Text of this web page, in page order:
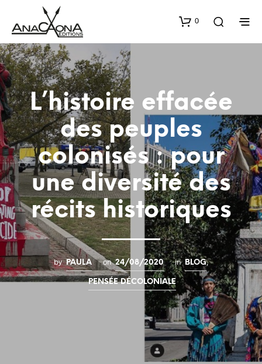
0
L’histoire effacée
des peuples
colonisés : pour
une diversité des
récits historiques
by PAULA on 24/08/2020 in BLOG,
PENSÉE DÉCOLONIALE